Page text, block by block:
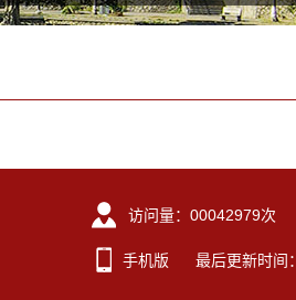
访问量： 00042979次
手机版 最后更新时间：